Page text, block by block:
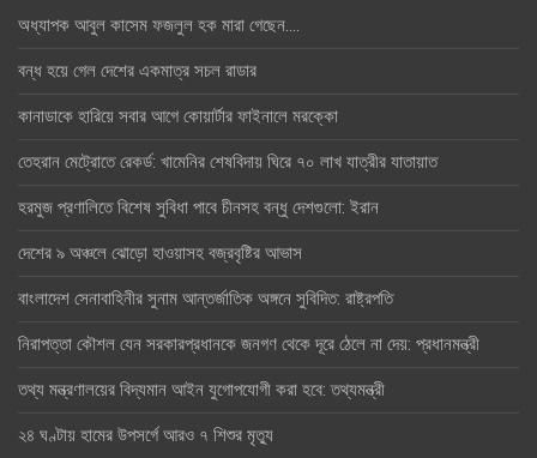
অধ্যাপক আবুল কাসেম ফজলুল হক মারা গেছেন….
বন্ধ হয়ে গেল দেশের একমাত্র সচল রাডার
কানাডাকে হারিয়ে সবার আগে কোয়ার্টার ফাইনালে মরক্কো
তেহরান মেট্রোতে রেকর্ড: খামেনির শেষবিদায় ঘিরে ৭০ লাখ যাত্রীর যাতায়াত
হরমুজ প্রণালিতে বিশেষ সুবিধা পাবে চীনসহ বন্ধু দেশগুলো: ইরান
দেশের ৯ অঞ্চলে ঝোড়ো হাওয়াসহ বজ্রবৃষ্টির আভাস
বাংলাদেশ সেনাবাহিনীর সুনাম আন্তর্জাতিক অঙ্গনে সুবিদিত: রাষ্ট্রপতি
নিরাপত্তা কৌশল যেন সরকারপ্রধানকে জনগণ থেকে দূরে ঠেলে না দেয়: প্রধানমন্ত্রী
তথ্য মন্ত্রণালয়ের বিদ্যমান আইন যুগোপযোগী করা হবে: তথ্যমন্ত্রী
২৪ ঘণ্টায় হামের উপসর্গে আরও ৭ শিশুর মৃত্যু